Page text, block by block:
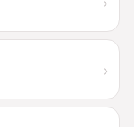
›